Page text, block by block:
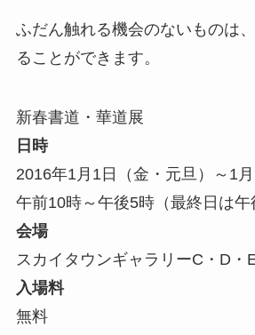
ふだん触れる機会のないものは
ることができます。
新春書道・華道展
日時
2016年1月1日（金・元旦）～1月
午前10時～午後5時（最終日は午
会場
スカイタウンギャラリーC・D・
入場料
無料